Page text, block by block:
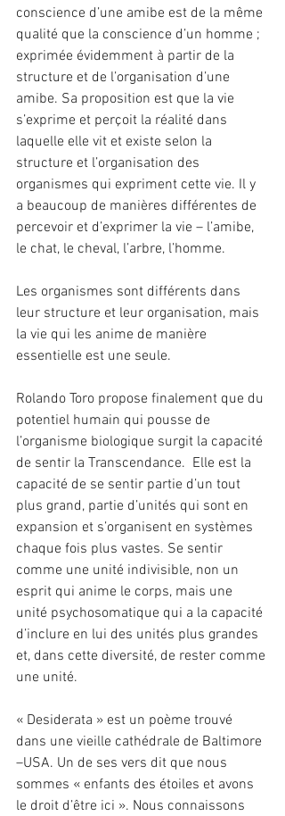
conscience d’une amibe est de la même
qualité que la conscience d’un homme ;
exprimée évidemment à partir de la
structure et de l’organisation d’une
amibe. Sa proposition est que la vie
s’exprime et perçoit la réalité dans
laquelle elle vit et existe selon la
structure et l’organisation des
organismes qui expriment cette vie. Il y
a beaucoup de manières différentes de
percevoir et d’exprimer la vie – l’amibe,
le chat, le cheval, l’arbre, l’homme.
Les organismes sont différents dans
leur structure et leur organisation, mais
la vie qui les anime de manière
essentielle est une seule.
Rolando Toro propose finalement que du
potentiel humain qui pousse de
l’organisme biologique surgit la capacité
de sentir la Transcendance.  Elle est la
capacité de se sentir partie d’un tout
plus grand, partie d’unités qui sont en
expansion et s’organisent en systèmes
chaque fois plus vastes. Se sentir
comme une unité indivisible, non un
esprit qui anime le corps, mais une
unité psychosomatique qui a la capacité
d’inclure en lui des unités plus grandes
et, dans cette diversité, de rester comme
une unité.
« Desiderata » est un poème trouvé
dans une vieille cathédrale de Baltimore
–USA. Un de ses vers dit que nous
sommes « enfants des étoiles et avons
le droit d’être ici ». Nous connaissons